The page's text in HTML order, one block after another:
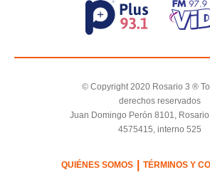
© Copyright 2020 Rosario 3 ®
derechos reservados
Juan Domingo Perón 8101,
4575415, interno 525
QUIÉNES SOMOS TÉRMINOS Y